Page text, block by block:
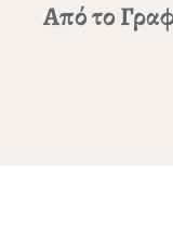
Από το